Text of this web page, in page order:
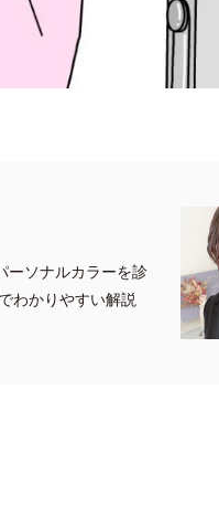
ーソナルカラーを診
わかりやすい解説